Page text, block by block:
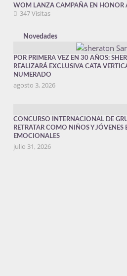
WOM LANZA CAMPAÑA EN HONOR
347 Visitas
Novedades
POR PRIMERA VEZ EN 30 AÑOS:
REALIZARÁ EXCLUSIVA CATA
NUMERADO
agosto 3, 2026
CONCURSO INTERNACIONAL DE
RETRATAR COMO NIÑOS Y JÓVENES
EMOCIONALES
julio 31, 2026